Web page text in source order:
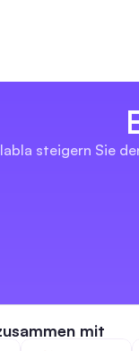
mit
steigern Sie